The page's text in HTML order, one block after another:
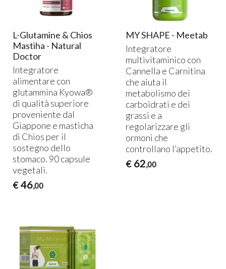
L-Glutamine & Chios
Mastiha - Natural
Doctor
Integratore
alimentare con
glutammina Kyowa®
di qualità superiore
proveniente dal
Giappone e masticha
di Chios per il
sostegno dello
stomaco. 90 capsule
vegetali.
€ 46,00
MY SHAPE - Meetab
Integratore
multivitaminico con
Cannella e Carnitina
che aiuta il
metabolismo dei
carboidrati e dei
grassi e a
regolarizzare gli
ormoni che
controllano l’appetito.
€ 62,00